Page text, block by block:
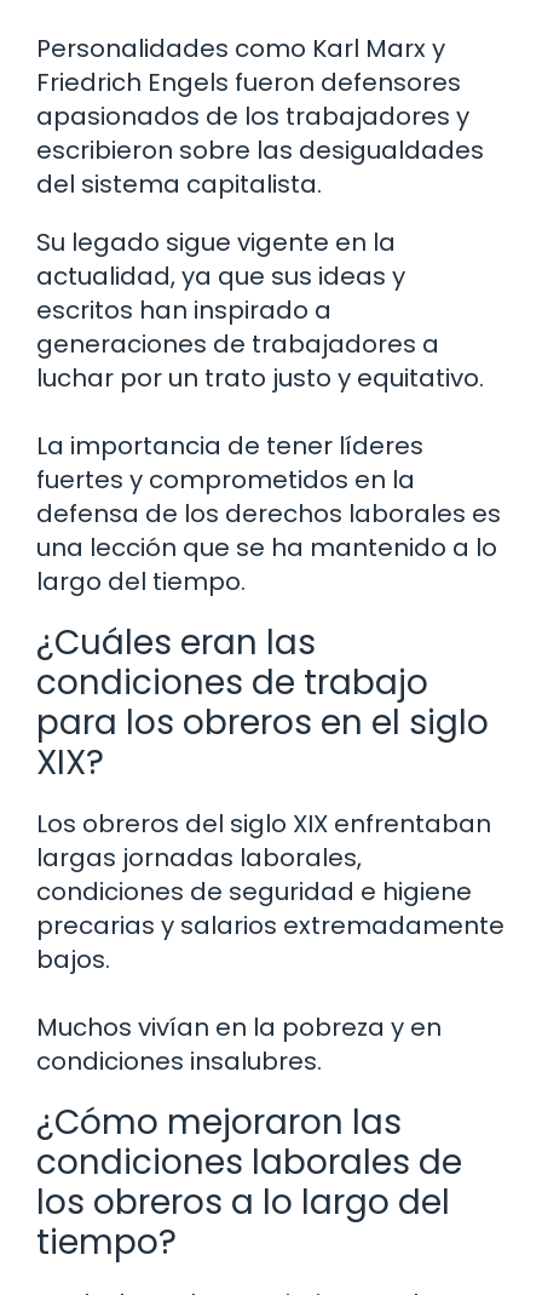
Personalidades como Karl Marx y
Friedrich Engels fueron defensores
apasionados de los trabajadores y
escribieron sobre las desigualdades
del sistema capitalista.
Su legado sigue vigente en la
actualidad, ya que sus ideas y
escritos han inspirado a
generaciones de trabajadores a
luchar por un trato justo y equitativo.
La importancia de tener líderes
fuertes y comprometidos en la
defensa de los derechos laborales es
una lección que se ha mantenido a lo
largo del tiempo.
¿Cuáles eran las
condiciones de trabajo
para los obreros en el siglo
XIX?
Los obreros del siglo XIX enfrentaban
largas jornadas laborales,
condiciones de seguridad e higiene
precarias y salarios extremadamente
bajos.
Muchos vivían en la pobreza y en
condiciones insalubres.
¿Cómo mejoraron las
condiciones laborales de
los obreros a lo largo del
tiempo?